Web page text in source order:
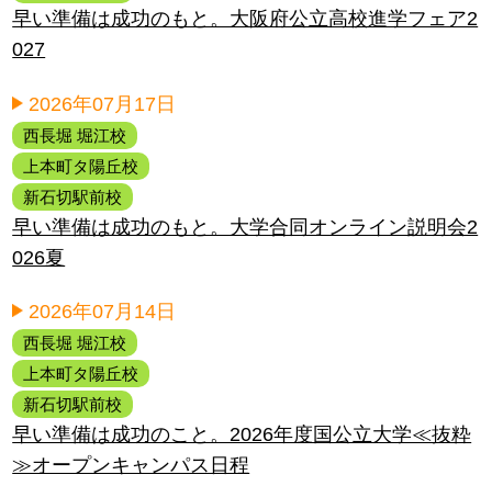
早い準備は成功のもと。大阪府公立高校進学フェア2
027
2026年07月17日
西長堀 堀江校
上本町タ陽丘校
新石切駅前校
早い準備は成功のもと。大学合同オンライン説明会2
026夏
2026年07月14日
西長堀 堀江校
上本町タ陽丘校
新石切駅前校
早い準備は成功のこと。2026年度国公立大学≪抜粋
≫オープンキャンパス日程